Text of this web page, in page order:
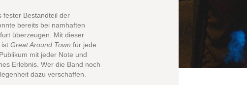
fester Bestandteil der
bereits bei namhaften
überzeugen. Mit dieser
ist Great Around Town für jede
mit jeder Note und
Erlebnis. Wer die Band noch
dazu verschaffen.